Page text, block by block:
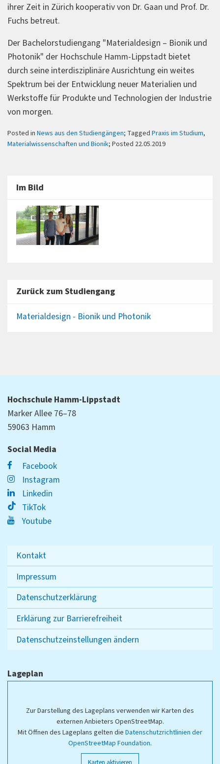
ihrer Zeit in Zürich kooperativ von Dr. Gaan und Prof. Dr.
Fuchs betreut.
Der Bachelorstudiengang "Materialdesign – Bionik und
Photonik" der Hochschule Hamm-Lippstadt bietet
durch seine interdisziplinäre Ausrichtung ein weites
Spektrum bei der Entwicklung neuer Materialien und
Werkstoffe für Produkte und Technologien der Industrie
von morgen.
Posted in News aus den Studiengängen; Tagged Praxis im Studium,
Materialwissenschaften und Bionik; Posted 22.05.2019
Im Bild
Zurück zum Studiengang
Materialdesign - Bionik und Photonik
Hochschule Hamm-Lippstadt
Marker Allee 76–78
59063 Hamm
Social Media
Facebook
Instagram
Linkedin
TikTok
Youtube
Kontakt
Impressum
Datenschutzerklärung
Erklärung zur Barrierefreiheit
Datenschutzeinstellungen ändern
Lageplan
Zur Darstellung des Lageplans verwenden wir Karten des
externen Anbieters OpenStreetMap.
Mit Öffnen des Lageplans gelten die Datenschutzrichtlinien der
OpenStreetMap Foundation.